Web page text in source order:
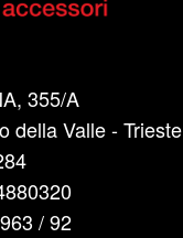
355/A
della Valle - Trieste
/ 92